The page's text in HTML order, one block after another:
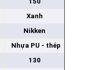
Xanh
Nikken
Nhựa PU - thép
130